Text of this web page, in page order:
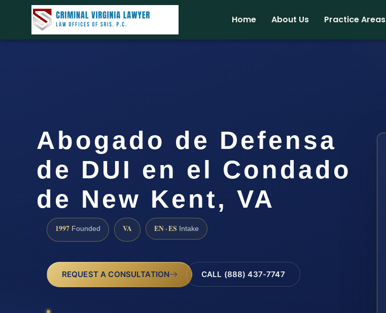
Home About Us Practice Areas
Abogado de Defensa
de DUI en el Condado
de New Kent, VA
1997 Founded VA EN · ES Intake
REQUEST A CONSULTATION CALL (888) 437-7747